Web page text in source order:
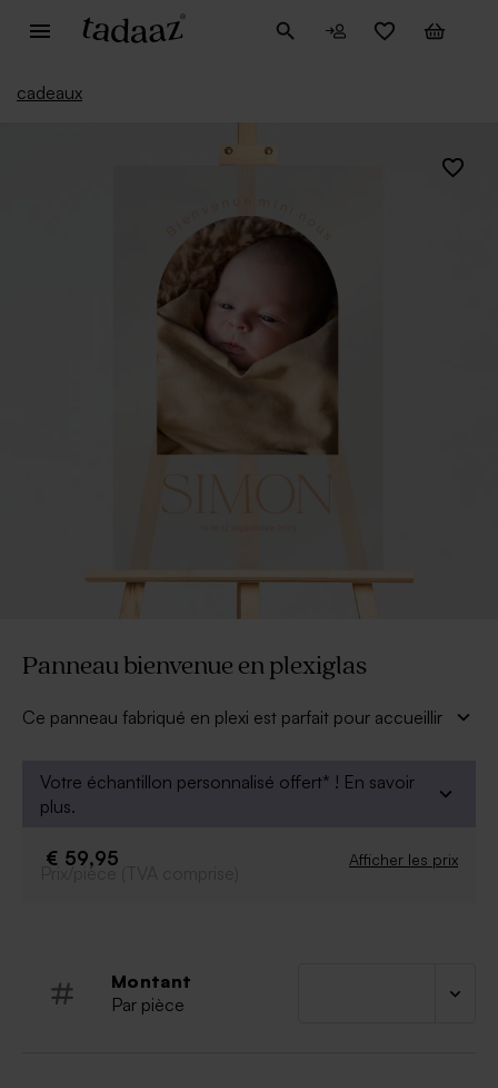
cadeaux
Panneau bienvenue en plexiglas
Ce panneau fabriqué en plexi est parfait pour accueillir
Photo et texte.
Possibilité d'ajouter le symbole de votre choix
Plexiglas.
Vendu sans le chevalet.
Votre échantillon personnalisé offert* ! En savoir
plus.
€ 59,95 Afficher les prix
Prix/pièce (TVA comprise)
Montant
Par pièce